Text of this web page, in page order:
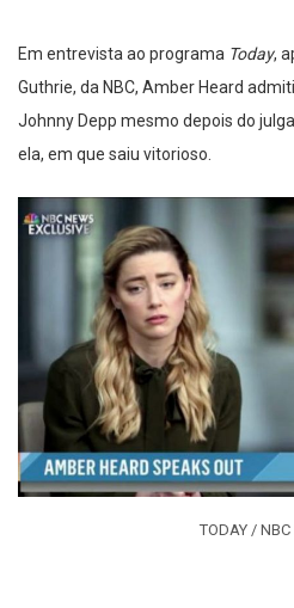
Em entrevista ao programa Today,
Guthrie, da NBC, Amber Heard
Johnny Depp mesmo depois do
ela, em que saiu vitorioso.
TODAY / NBC